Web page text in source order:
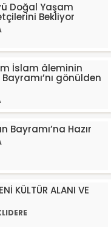
Doğal Yaşam
Bekliyor
İslam âleminin
gönülden
Bayramı’na Hazır
KÜLTÜR ALANI VE